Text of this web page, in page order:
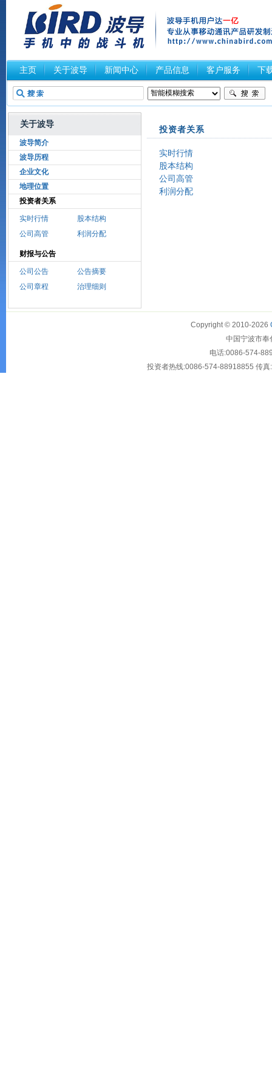
主页 关于波导 新闻中心 产品信息 客户服务 下
关于波导
波导简介
波导历程
企业文化
地理位置
投资者关系
实时行情
股本结构
公司高管
利润分配
财报与公告
公司公告
公告摘要
公司章程
治理细则
投资者关系
实时行情
股本结构
公司高管
利润分配
Copyright © 2010-2026
中国宁波市
电话:0086-574-
投资者热线:0086-574-88918855 传